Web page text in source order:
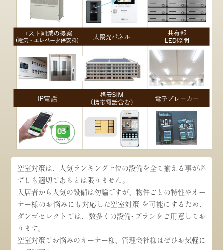
空室対策は、人気ランキング上位の設備を全て揃える事が必
ずしも適切であるとは限りません。
入居者から人気の設備は勿論ですが、物件ごとの特性やオー
ナー様のお悩みにも対応した空室対策 を可能にするため、
ダンゴセレクトでは、数多くの設備・プランをご用意してお
ります。
空室対策でお悩みのオーナー様、管理会社様はぜひお気軽に